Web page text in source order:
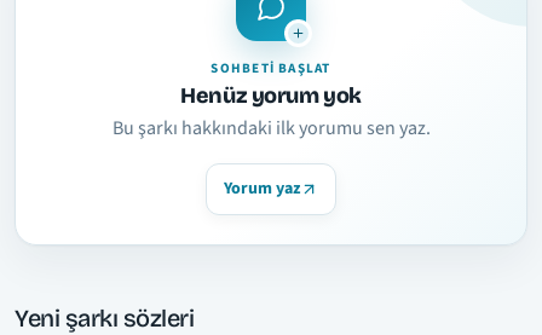
SOHBETI BAŞLAT
Henüz yorum yok
Bu şarkı hakkındaki ilk yorumu sen yaz.
Yorum yaz
Yeni şarkı sözleri